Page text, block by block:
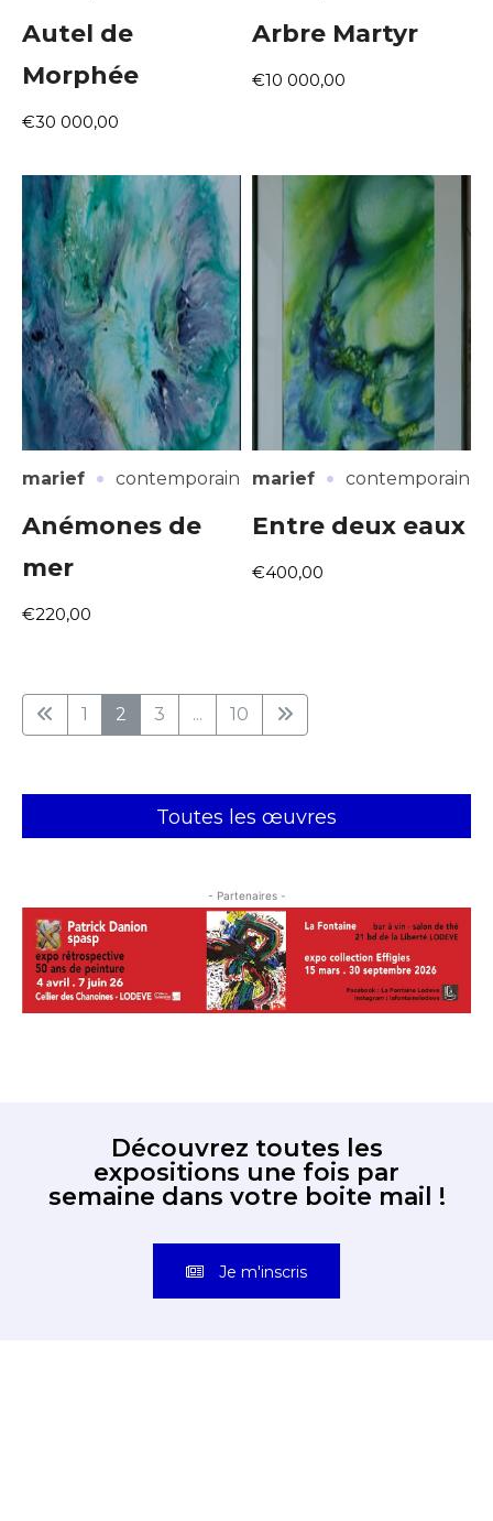
Autel de
Morphée
€30 000,00
Arbre Martyr
€10 000,00
marief · contemporain
Anémones de
mer
€220,00
marief · contemporain
Entre deux eaux
€400,00
1 2 3 ... 10
Toutes les œuvres
- Partenaires -
semaine dans votre boite mail !